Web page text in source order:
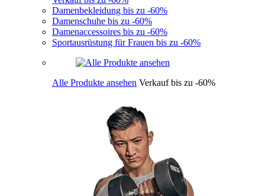
Damenbekleidung bis zu -60%
Damenschuhe bis zu -60%
Damenaccessoires bis zu -60%
Sportausrüstung für Frauen bis zu -60%
Alle Produkte ansehen Verkauf bis zu -60%